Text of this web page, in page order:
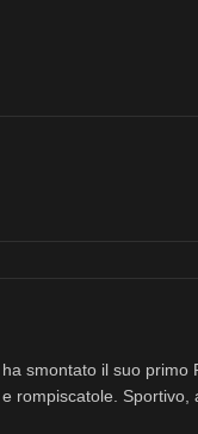
smontato il suo
rompiscatole.